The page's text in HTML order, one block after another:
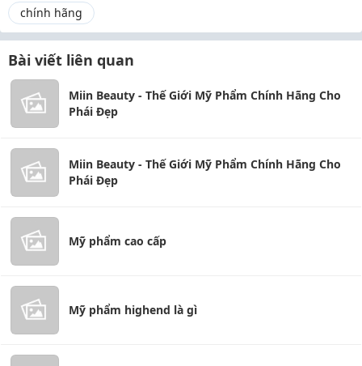
chính hãng
Bài viết liên quan
Miin Beauty - Thế Giới Mỹ Phẩm Chính Hãng Cho
Phái Đẹp
Miin Beauty - Thế Giới Mỹ Phẩm Chính Hãng Cho
Phái Đẹp
Mỹ phẩm cao cấp
Mỹ phẩm highend là gì